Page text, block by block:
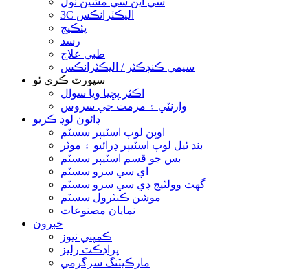
3C اليڪٽرانڪس
پئڪيج
رسد
طبي علاج
سيمي ڪنڊڪٽر / اليڪٽرانڪس
سپورٽ ڪري ٿو
اڪثر پڇيا ويا سوال
وارنٽي ۽ مرمت جي سروس
ڊائون لوڊ ڪريو
اوپن لوپ اسٽيپر سسٽم
بند ٿيل لوپ اسٽيپر ڊرائيو ۽ موٽر
بس جو قسم اسٽيپر سسٽم
اي سي سرو سسٽم
گھٽ وولٽيج ڊي سي سرو سسٽم
موشن ڪنٽرول سسٽم
نمايان مصنوعات
خبرون
ڪمپني نيوز
پراڊڪٽ رليز
مارڪيٽنگ سرگرمي